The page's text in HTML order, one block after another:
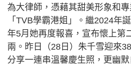
為大律師，憑藉其甜美形象和
「TVB學霸港姐」。繼2024年
年5月她再度報喜，宣布懷上第
兩。昨日（28日）朱千雪迎來
分享一連串溫馨慶生照，更幽